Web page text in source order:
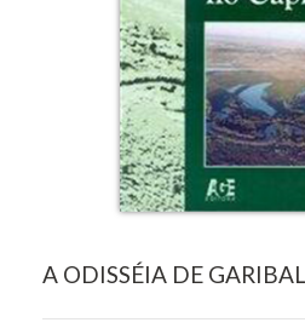
A ODISSÉIA DE